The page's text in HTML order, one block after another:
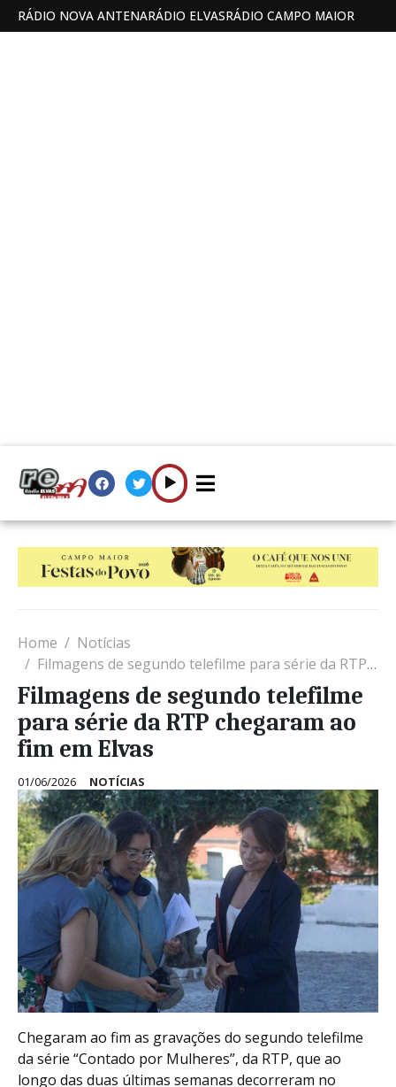
RÁDIO NOVA ANTENARÁDIO ELVASRÁDIO CAMPO MAIOR
Home
Notícias
Filmagens de segundo telefilme para série da RTP chegaram ao fim em Elvas
Filmagens de segundo telefilme
para série da RTP chegaram ao
fim em Elvas
01/06/2026 NOTÍCIAS
Chegaram ao fim as gravações do segundo telefilme
da série “Contado por Mulheres”, da RTP, que ao
longo das duas últimas semanas decorreram no